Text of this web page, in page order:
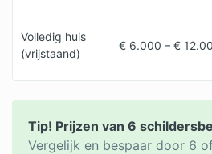
Volledig huis
(vrijstaand)
€ 6.000 – €
Tip! Prijzen van 6
Vergelijk en bespaar door 6